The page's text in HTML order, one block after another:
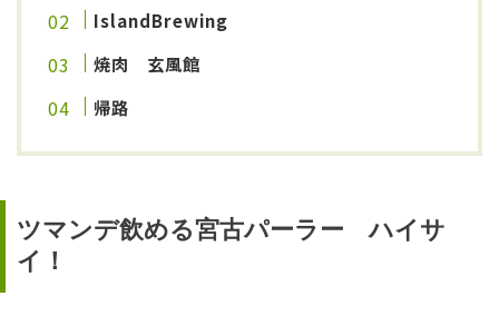
IslandBrewing
焼肉 玄風館
帰路
ツマンデ飲める宮古パーラー ハイサ
イ！